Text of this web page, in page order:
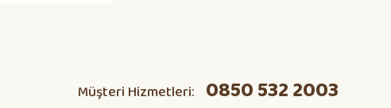
Müşteri Hizmetleri: 0850 532 2003